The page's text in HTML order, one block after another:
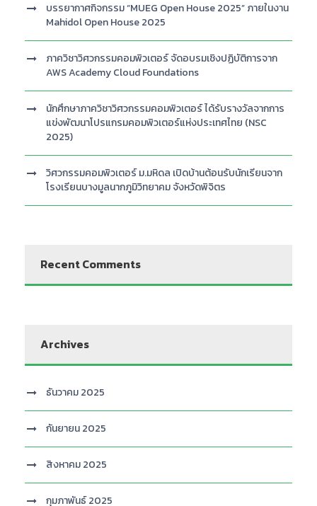
บรรยากาศกิจกรรม “MUEG Open House 2025” ภายในงาน
Mahidol Open House 2025
ภาควิชาวิศวกรรมคอมพิวเตอร์ จัดอบรมเชิงปฏิบัติการจาก
AWS Academy Cloud Foundations
นักศึกษาภาควิชาวิศวกรรมคอมพิวเตอร์ ได้รับรางวัลจากการ
แข่งพัฒนาโปรแกรมคอมพิวเตอร์แห่งประเทศไทย (NSC
2025)
วิศวกรรมคอมพิวเตอร์ ม.มหิดล เปิดบ้านต้อนรับนักเรียนจาก
โรงเรียนบางมูลนากภูมิวิทยาคม จังหวัดพิจิตร
Recent Comments
Archives
ธันวาคม 2025
กันยายน 2025
สิงหาคม 2025
กุมภาพันธ์ 2025